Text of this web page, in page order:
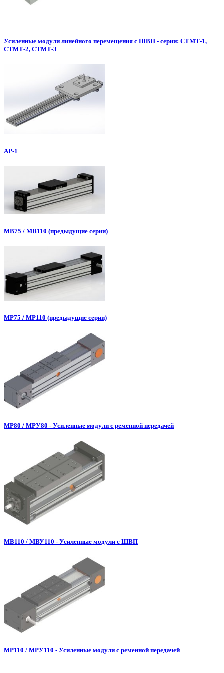
Усиленные модули линейного перемещения с ШВП - серии: СТМТ-1,
СТМТ-2, СТМТ-3
АР-1
МВ75 / МВ110 (предыдущие серии)
МР75 / МР110 (предыдущие серии)
МР80 / МРУ80 - Усиленные модули с ременной передачей
МВ110 / МВУ110 - Усиленные модули с ШВП
МР110 / МРУ110 - Усиленные модули с ременной передачей